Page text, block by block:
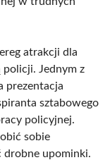
atrakcji dla
policji. Jednym z
prezentacja
sztabowego
policyjnej.
sobie
drobne upominki.